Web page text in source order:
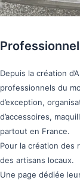
Depuis la création
professionnels du
d’exception,
d’accessoires,
partout en France.
Pour la création des
des artisans locaux.
Une page dédiée